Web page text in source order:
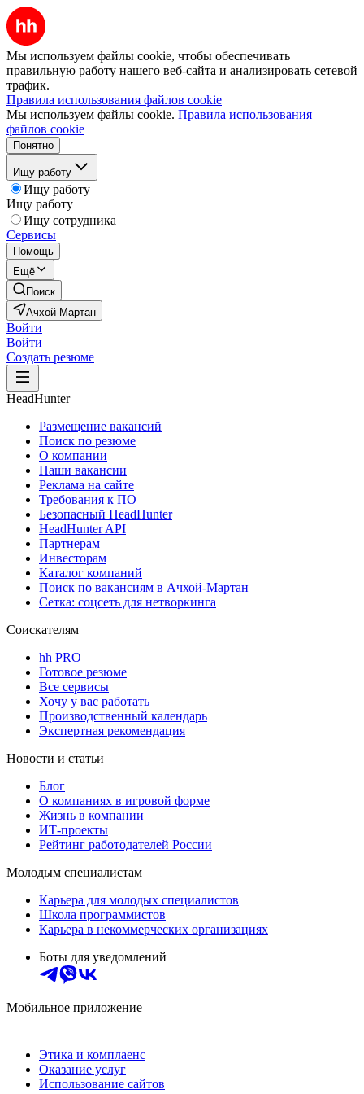
Мы используем файлы cookie, чтобы обеспечивать
правильную работу нашего веб-сайта и анализировать сетевой
трафик.
Правила использования файлов cookie
Мы используем файлы cookie. Правила использования
файлов cookie
Понятно
Ищу работу
Ищу работу
Ищу работу
Ищу сотрудника
Сервисы
Помощь
Ещё
Поиск
Ачхой-Мартан
Войти
Войти
Создать резюме
HeadHunter
Размещение вакансий
Поиск по резюме
О компании
Наши вакансии
Реклама на сайте
Требования к ПО
Безопасный HeadHunter
HeadHunter API
Партнерам
Инвесторам
Каталог компаний
Поиск по вакансиям в Ачхой-Мартан
Сетка: соцсеть для нетворкинга
Соискателям
hh PRO
Готовое резюме
Все сервисы
Хочу у вас работать
Производственный календарь
Экспертная рекомендация
Новости и статьи
Блог
О компаниях в игровой форме
Жизнь в компании
ИТ-проекты
Рейтинг работодателей России
Молодым специалистам
Карьера для молодых специалистов
Школа программистов
Карьера в некоммерческих организациях
Боты для уведомлений
Мобильное приложение
Этика и комплаенс
Оказание услуг
Использование сайтов